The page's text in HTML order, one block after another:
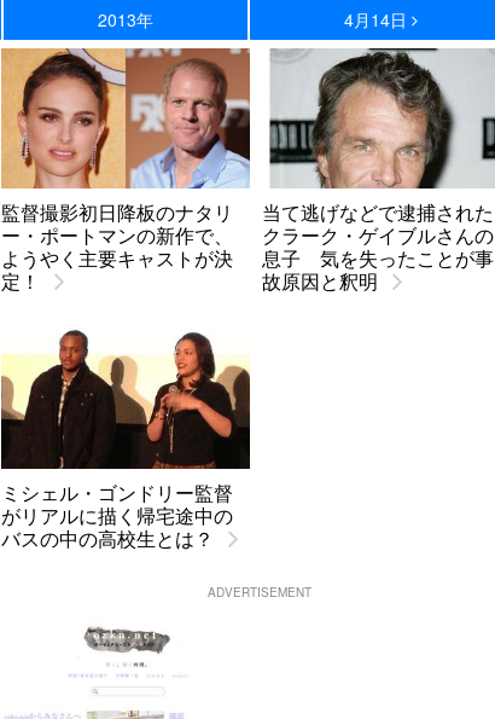
2013年 4月14日
監督撮影初日降板のナタリ
ー・ポートマンの新作で、
ようやく主要キャストが決
定！
当て逃げなどで逮捕された
クラーク・ゲイブルさんの
息子 気を失ったことが事
故原因と釈明
ミシェル・ゴンドリー監督
がリアルに描く帰宅途中の
バスの中の高校生とは？
ADVERTISEMENT